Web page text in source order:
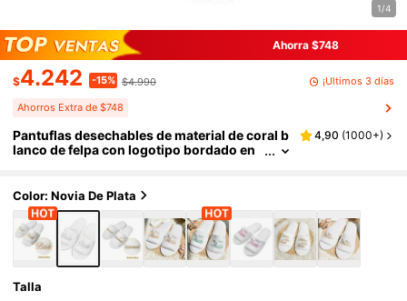
1/4
Ahorra $748
$4.242 -15% $4.990 ¡Últimos 3 días
Ahorros Extra de $748
Pantuflas desechables de material de coral b
lanco de felpa con logotipo bordado en
4,90 (1000+)
Color: Novia De Plata
Talla